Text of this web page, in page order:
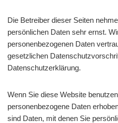
Die Betreiber dieser Seiten
persönlichen Daten sehr ernst.
personenbezogenen Daten
gesetzlichen
Datenschutzerklärung.
Wenn Sie diese Website
personenbezogene Daten
sind Daten, mit denen Sie